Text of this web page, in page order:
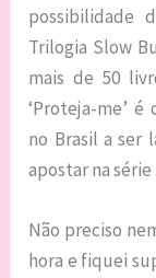
possibilidade
Trilogia Slow
mais de 50
‘Proteja-me’
no Brasil a ser
apostar na
Não preciso
hora e fiquei